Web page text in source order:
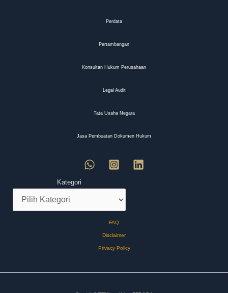
Perdata
Pertambangan
Konsultan Hukum Perusahaan
Legal Audit
Tata Usaha Negara
Jasa Pembuatan Dokumen Hukum
Kategori
FAQ
Disclaimer
Privacy Policy